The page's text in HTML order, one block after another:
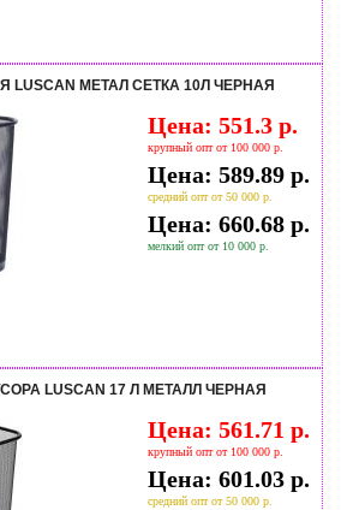
LUSCAN МЕТАЛ CЕТКА 10Л ЧЕРНАЯ
Цена: 551.3 р.
крупный опт от 100 000 р.
Цена: 589.89 р.
средний опт от 50 000 р.
Цена: 660.68 р.
мелкий опт от 10 000 р.
LUSCAN 17 Л МЕТАЛЛ ЧЕРНАЯ
Цена: 561.71 р.
крупный опт от 100 000 р.
Цена: 601.03 р.
средний опт от 50 000 р.